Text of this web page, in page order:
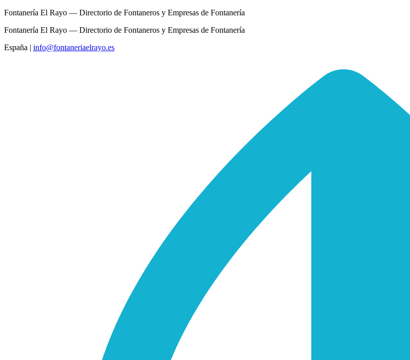
Fontanería El Rayo — Directorio de Fontaneros y Empresas de Fontanería
Fontanería El Rayo — Directorio de Fontaneros y Empresas de Fontanería
España | info@fontaneriaelrayo.es